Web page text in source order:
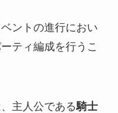
ントの進行におい
ティ編成を行うこ
主人公である騎士